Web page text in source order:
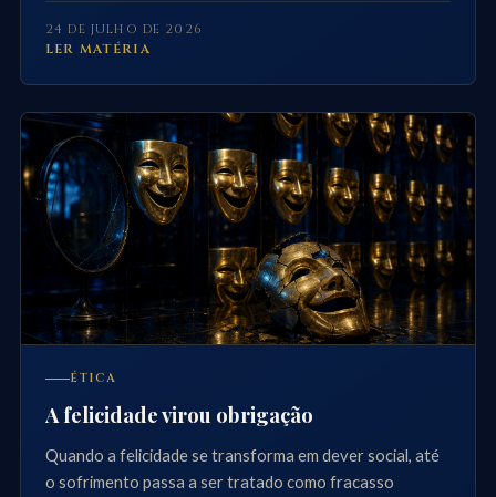
24 DE JULHO DE 2026
LER MATÉRIA
ÉTICA
A felicidade virou obrigação
Quando a felicidade se transforma em dever social, até
o sofrimento passa a ser tratado como fracasso